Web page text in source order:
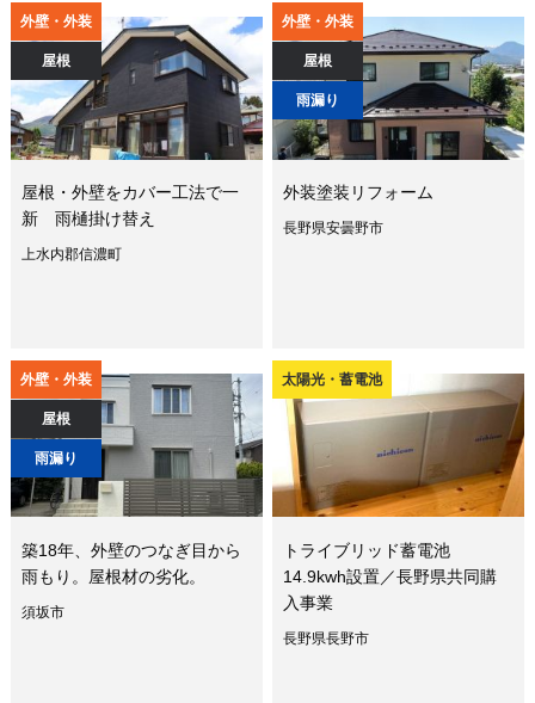
外壁・外装
屋根
屋根・外壁をカバー工法で一
新 雨樋掛け替え
上水内郡信濃町
外壁・外装
屋根
雨漏り
外装塗装リフォーム
長野県安曇野市
外壁・外装
屋根
雨漏り
築18年、外壁のつなぎ目から
雨もり。屋根材の劣化。
須坂市
太陽光・蓄電池
トライブリッド蓄電池
14.9kwh設置／長野県共同購
入事業
長野県長野市